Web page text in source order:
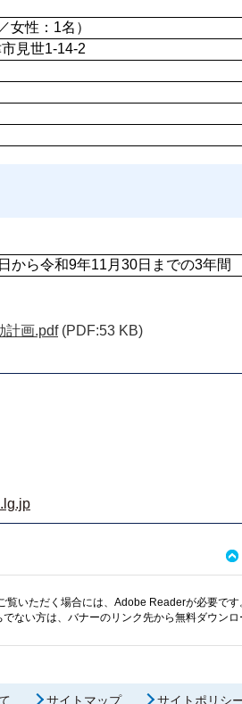
女性：1名）
見世1-14-2
から令和9年11月30日までの3年間
計画.pdf (PDF:53 KB)
覧いただく場合には、Adobe Readerが必要です
ない方は、バナーのリンク先から無料ダウンロ
サイトマップ サイトポリシ